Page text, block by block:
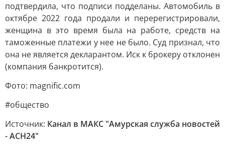
подтвердила, что подписи подделаны. Автомобиль в
октябре 2022 года продали и перерегистрировали,
женщина в это время была на работе, средств на
таможенные платежи у нее не было. Суд признал, что
она не является декларантом. Иск к брокеру отклонен
(компания банкротится).
Фото: magnific.com
#общество
Источник: Канал в МАКС "Амурская служба новостей
- АСН24"